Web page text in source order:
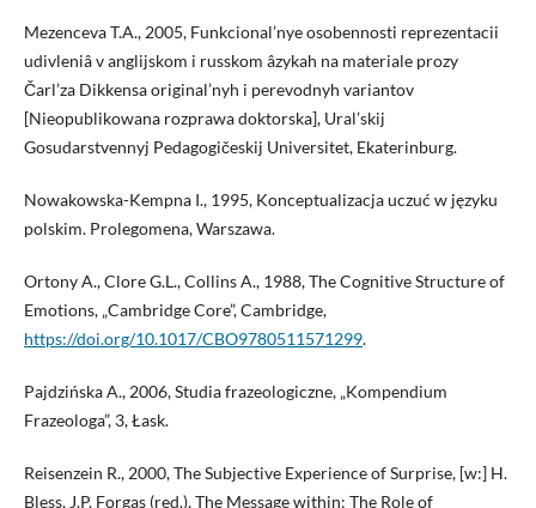
Mezenceva T.A., 2005, Funkcional’nye osobennosti reprezentacii
udivleniâ v anglijskom i russkom âzykah na materiale prozy
Čarl’za Dikkensa original’nyh i perevodnyh variantov
[Nieopublikowana rozprawa doktorska], Ural’skij
Gosudarstvennyj Pedagogičeskij Universitet, Ekaterinburg.
Nowakowska-Kempna I., 1995, Konceptualizacja uczuć w języku
polskim. Prolegomena, Warszawa.
Ortony A., Clore G.L., Collins A., 1988, The Cognitive Structure of
Emotions, „Cambridge Core”, Cambridge,
https://doi.org/10.1017/CBO9780511571299.
Pajdzińska A., 2006, Studia frazeologiczne, „Kompendium
Frazeologa”, 3, Łask.
Reisenzein R., 2000, The Subjective Experience of Surprise, [w:] H.
Bless, J.P. Forgas (red.), The Message within: The Role of